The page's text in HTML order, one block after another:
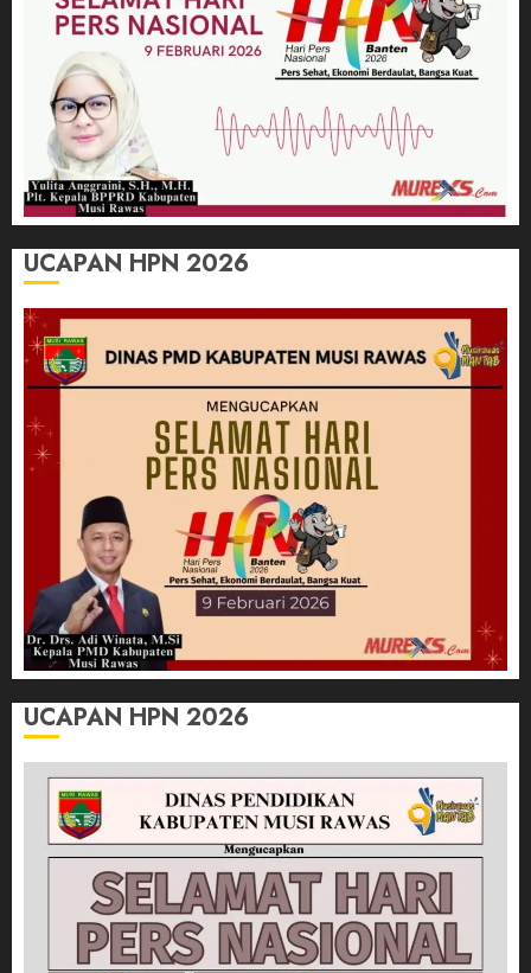
UCAPAN HPN 2026
UCAPAN HPN 2026